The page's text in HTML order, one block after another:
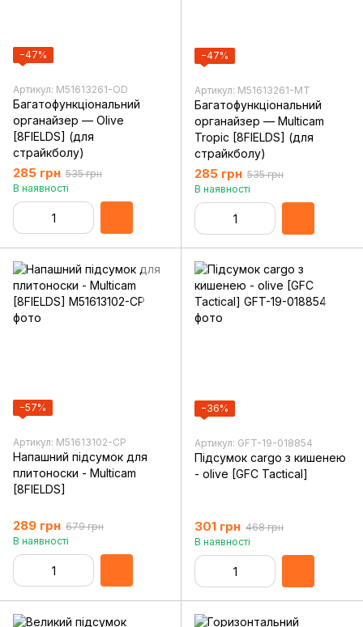
−47%
Артикул: M51613261-OD
Багатофункціональний
органайзер — Olive
[8FIELDS] (для
страйкболу)
285 грн 535 грн
В наявності
−47%
Артикул: M51613261-MT
Багатофункціональний
органайзер — Multicam
Tropic [8FIELDS] (для
страйкболу)
285 грн 535 грн
В наявності
−57%
Артикул: M51613102-CP
Напашний підсумок для
плитоноски - Multicam
[8FIELDS]
289 грн 679 грн
В наявності
−36%
Артикул: GFT-19-018854
Підсумок cargo з кишенею
- olive [GFC Tactical]
301 грн 468 грн
В наявності